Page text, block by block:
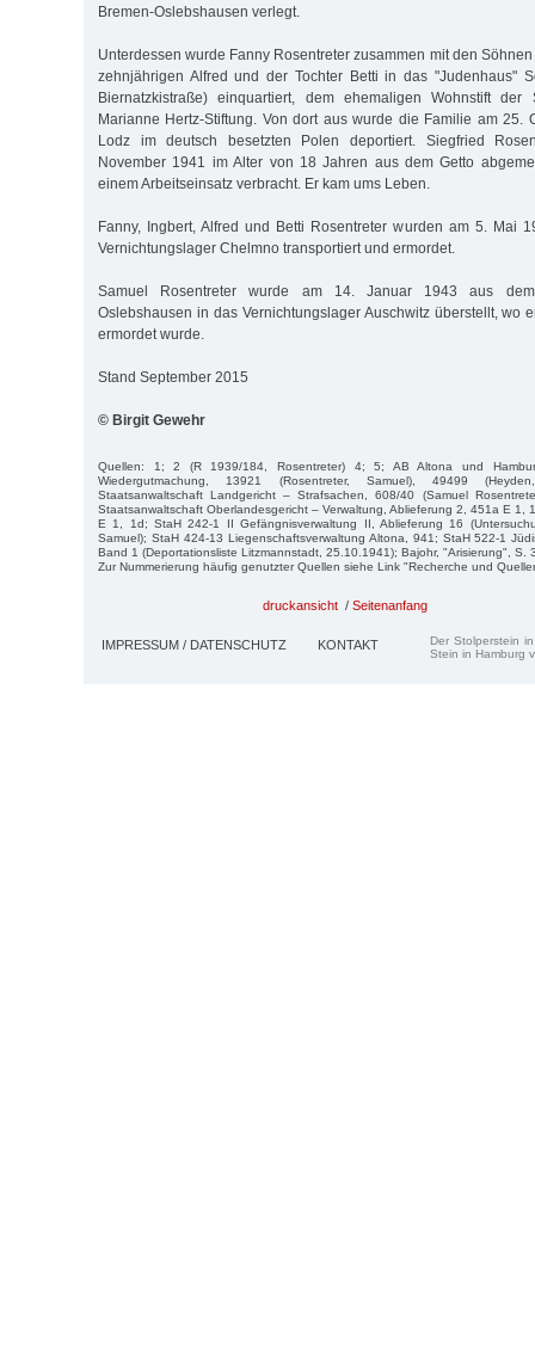
Bremen-Oslebshausen verlegt.
Unterdessen wurde Fanny Rosentreter zusammen mit den
zehnjährigen Alfred und der Tochter Betti in das "Judenhaus"
Biernatzkistraße) einquartiert, dem ehemaligen Wohnstift der
Marianne Hertz-Stiftung. Von dort aus wurde die Familie am 25.
Lodz im deutsch besetzten Polen deportiert. Siegfried
November 1941 im Alter von 18 Jahren aus dem Getto
einem Arbeitseinsatz verbracht. Er kam ums Leben.
Fanny, Ingbert, Alfred und Betti Rosentreter wurden am 5. Mai
Vernichtungslager Chelmno transportiert und ermordet.
Samuel Rosentreter wurde am 14. Januar 1943 aus dem
Oslebshausen in das Vernichtungslager Auschwitz überstellt, wo
ermordet wurde.
Stand September 2015
© Birgit Gewehr
Quellen: 1; 2 (R 1939/184, Rosentreter) 4; 5; AB Altona und
Wiedergutmachung, 13921 (Rosentreter, Samuel), 49499
Staatsanwaltschaft Landgericht – Strafsachen, 608/40 (Samuel
Staatsanwaltschaft Oberlandesgericht – Verwaltung, Ablieferung 2, 451a E 1,
E 1, 1d; StaH 242-1 II Gefängnisverwaltung II, Ablieferung 16
Samuel); StaH 424-13 Liegenschaftsverwaltung Altona, 941; StaH 522-1
Band 1 (Deportationsliste Litzmannstadt, 25.10.1941); Bajohr, "Arisierung", S.
Zur Nummerierung häufig genutzter Quellen siehe Link "Recherche und
druckansicht / Seitenanfang
IMPRESSUM / DATENSCHUTZ KONTAKT
Der Stolperstein
Stein in Hamburg